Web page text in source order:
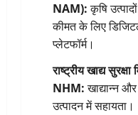
NAM):कृषि
कीमत के लिए
प्लेटफॉर्म।
राष्ट्रीय खाद्य
NHM:खाद्यान्न और
उत्पादन में सहायता।